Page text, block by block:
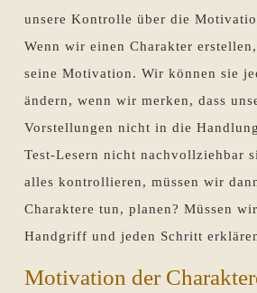
unsere Kontrolle über die
Wenn wir einen Charakter
seine Motivation. Wir können sie
ändern, wenn wir merken, dass
Vorstellungen nicht in die
Test-Lesern nicht nachvollziehbar
alles kontrollieren, müssen wir
Charaktere tun, planen? Müssen
Handgriff und jeden Schritt
Motivation der